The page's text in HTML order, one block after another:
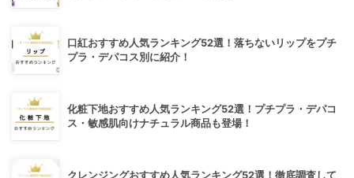
口紅おすすめ人気ランキング52選！落ちないリップをプチ
プラ・デパコス別に紹介！
化粧下地おすすめ人気ランキング52選！プチプラ・デパコ
ス・敏感肌向けナチュラル商品も登場！
クレンジングおすすめ人気ランキング52選！徹底調査して